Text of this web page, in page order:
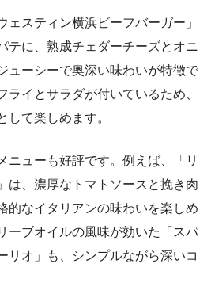
ェスティン横浜ビーフバーガー」
テに、熟成チェダーチーズとオニ
ューシーで奥深い味わいが特徴で
ライとサラダが付いているため、
して楽しめます。
ニューも好評です。例えば、「リ
は、濃厚なトマトソースと挽き肉
的なイタリアンの味わいを楽しめ
ーブオイルの風味が効いた「スパ
リオ」も、シンプルながら深いコ